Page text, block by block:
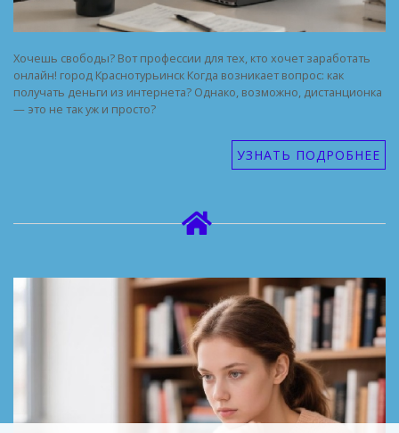
Хочешь свободы? Вот профессии для тех, кто хочет заработать
онлайн! город Краснотурьинск Когда возникает вопрос: как
получать деньги из интернета? Однако, возможно, дистанционка
— это не так уж и просто?
УЗНАТЬ ПОДРОБНЕЕ